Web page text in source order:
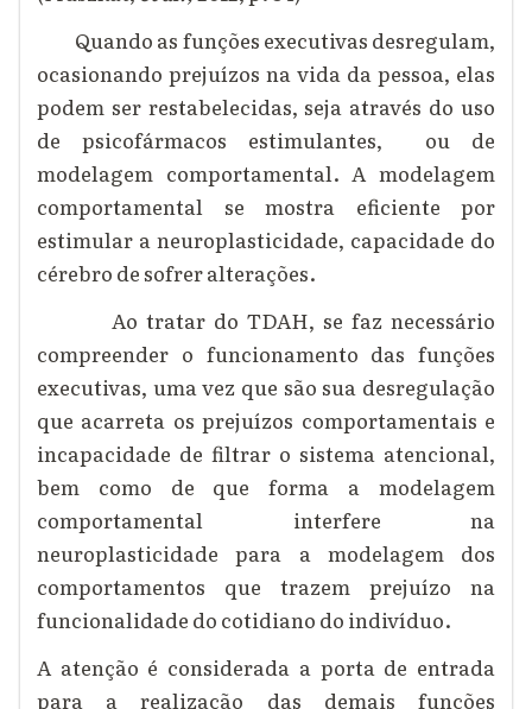
Quando as funções executivas desregulam,
ocasionando prejuízos na vida da pessoa, elas
podem ser restabelecidas, seja através do uso
de psicofármacos estimulantes, ou de
modelagem comportamental. A modelagem
comportamental se mostra eficiente por
estimular a neuroplasticidade, capacidade do
cérebro de sofrer alterações.
Ao tratar do TDAH, se faz necessário
compreender o funcionamento das funções
executivas, uma vez que são sua desregulação
que acarreta os prejuízos comportamentais e
incapacidade de filtrar o sistema atencional,
bem como de que forma a modelagem
comportamental interfere na
neuroplasticidade para a modelagem dos
comportamentos que trazem prejuízo na
funcionalidade do cotidiano do indivíduo.
A atenção é considerada a porta de entrada
para a realização das demais funções